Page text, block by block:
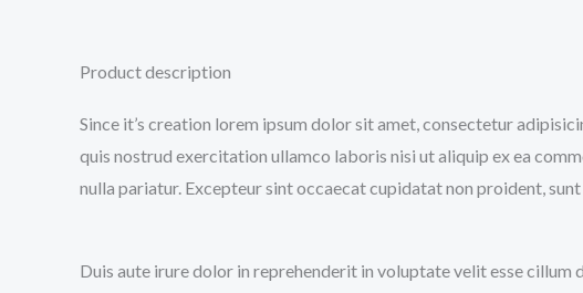
Product description
Since it’s creation lorem ipsum dolor sit amet, consectetur
quis nostrud exercitation ullamco laboris nisi ut aliquip ex ea
nulla pariatur. Excepteur sint occaecat cupidatat non proident,
Duis aute irure dolor in reprehenderit in voluptate velit esse